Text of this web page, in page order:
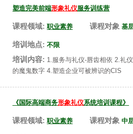
塑造完美前端形象礼仪服务训练营
课程领域: 职业素养 课程对象 基
培训地点: 不限
培训内容: 1.服务与礼仪-唇齿相依 2.礼
的魔鬼数字 4.塑造企业可被辨识的CIS
《国际高端商务形象礼仪系统培训课程》
课程领域: 职业素养 课程对象 中